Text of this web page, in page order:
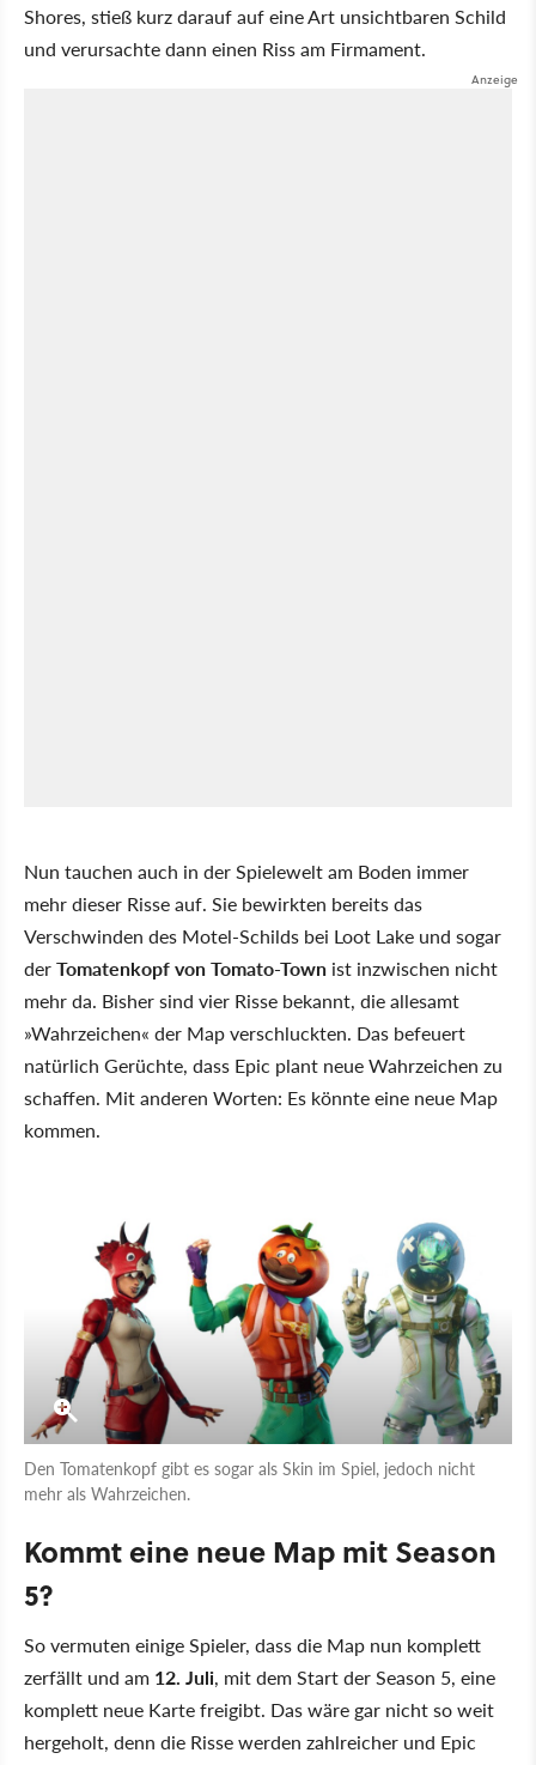
Shores, stieß kurz darauf auf eine Art unsichtbaren Schild
und verursachte dann einen Riss am Firmament.
Nun tauchen auch in der Spielewelt am Boden immer
mehr dieser Risse auf. Sie bewirkten bereits das
Verschwinden des Motel-Schilds bei Loot Lake und sogar
derTomatenkopf von Tomato-Town ist inzwischen nicht
mehr da. Bisher sind vier Risse bekannt, die allesamt
»Wahrzeichen« der Map verschluckten. Das befeuert
natürlich Gerüchte, dass Epic plant neue Wahrzeichen zu
schaffen. Mit anderen Worten: Es könnte eine neue Map
kommen.
Den Tomatenkopf gibt es sogar als Skin im Spiel, jedoch nicht
mehr als Wahrzeichen.
Kommt eine neue Map mit Season
5?
So vermuten einige Spieler, dass die Map nun komplett
zerfällt und am 12. Juli, mit dem Start der Season 5, eine
komplett neue Karte freigibt. Das wäre gar nicht so weit
hergeholt, denn die Risse werden zahlreicher und Epic